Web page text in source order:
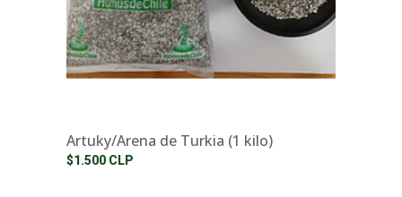
Artuky/Arena de Turkia (1 kilo)
$1.500 CLP